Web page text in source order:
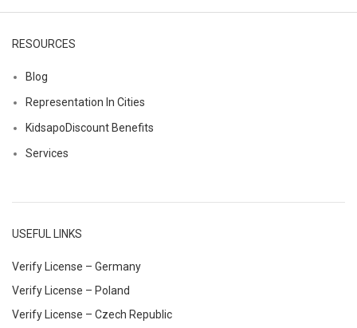
RESOURCES
Blog
Representation In Cities
KidsapoDiscount Benefits
Services
USEFUL LINKS
Verify License – Germany
Verify License – Poland
Verify License – Czech Republic